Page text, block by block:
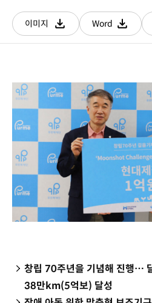
이미지
다운로드
Word
다운로드
창립 70주년을 기념해 진행…
38만km(5억보) 달성